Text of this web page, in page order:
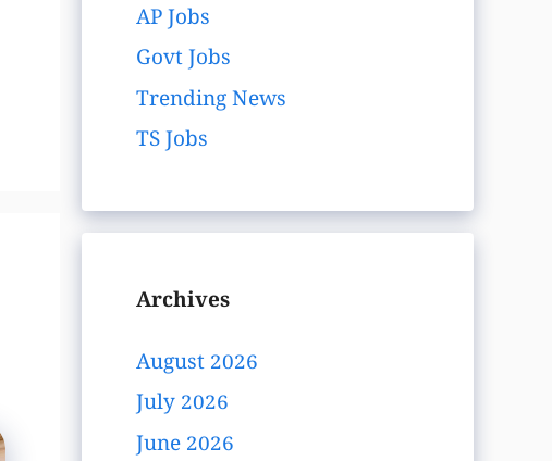
AP Jobs
Govt Jobs
Trending News
TS Jobs
Archives
August 2026
July 2026
June 2026